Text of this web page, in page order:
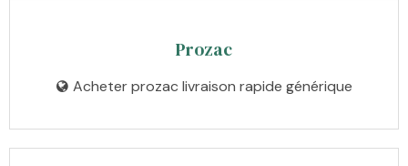
Prozac
Acheter prozac livraison rapide générique